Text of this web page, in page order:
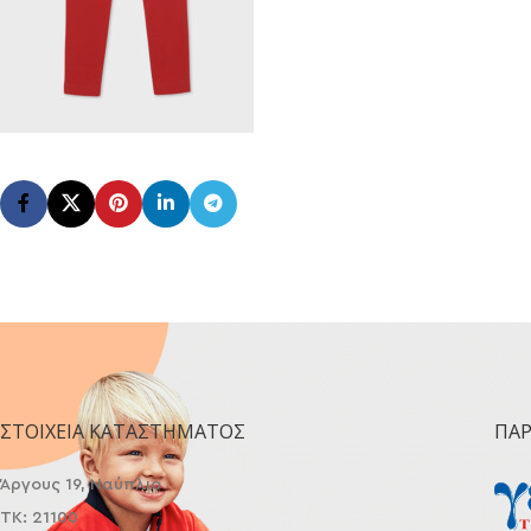
ΣΤΟΙΧΕΊΑ ΚΑΤΑΣΤΉΜΑΤΟΣ
Άργους 19, Ναύπλιο
ΤΚ: 21100